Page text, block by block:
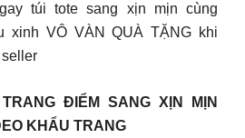
túi tote sang xịn mịn cùng
xinh VÔ VÀN QUÀ TẶNG khi
ĐIỂM SANG XỊN MỊN
KHẨU TRANG